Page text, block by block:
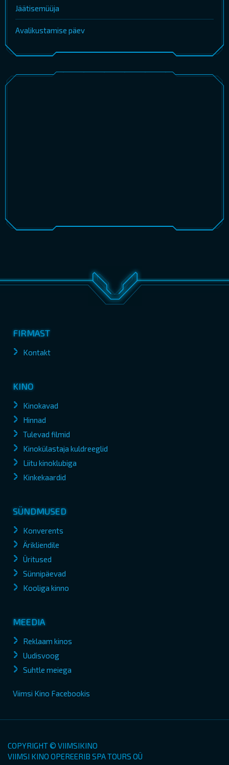
Jäätisemüüja
Avalikustamise päev
FIRMAST
Kontakt
KINO
Kinokavad
Hinnad
Tulevad filmid
Kinokülastaja kuldreeglid
Liitu kinoklubiga
Kinkekaardid
SÜNDMUSED
Konverents
Ärikliendile
Üritused
Sünnipäevad
Kooliga kinno
MEEDIA
Reklaam kinos
Uudisvoog
Suhtle meiega
Viimsi Kino Facebookis
COPYRIGHT © VIIMSIKINO
VIIMSI KINO OPEREERIB SPA TOURS OÜ